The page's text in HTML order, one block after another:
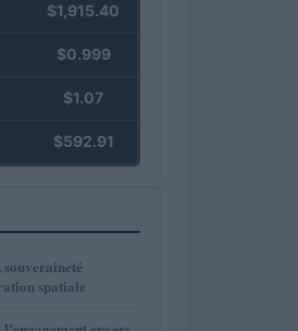
$1,915.40
$0.999
$1.07
$592.91
spatiale